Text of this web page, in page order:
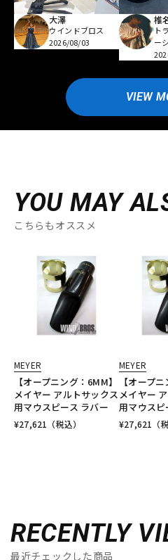
大澤
ウインドブロス
2026/08/03
椎
ト
ー
VIEW
YOU MAY
こちらもオススメ
MEYER
【オープニング：6MM】
メイヤー アルトサックス
用マウスピース ラバー
¥27,621 （税込）
MEYER
【オープ
メイヤー
用マウスピ
¥27,621 （
RECENTLY
最近チェックした商品